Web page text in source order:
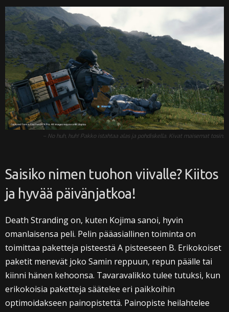
– No huh, huh! Pakko istahtaa alas ja pohdiskella. Kivat maisemat tosin.
Saisiko nimen tuohon viivalle? Kiitos
ja hyvää päivänjatkoa!
Death Stranding on, kuten Kojima sanoi, hyvin
omanlaisensa peli. Pelin pääasiallinen toiminta on
toimittaa paketteja pisteestä A pisteeseen B. Erikokoiset
paketit menevät joko Samin reppuun, repun päälle tai
kiinni hänen kehoonsa. Tavaravalikko tulee tutuksi, kun
erikokoisia paketteja säätelee eri paikkoihin
optimoidakseen painopistettä. Painopiste heilahtelee